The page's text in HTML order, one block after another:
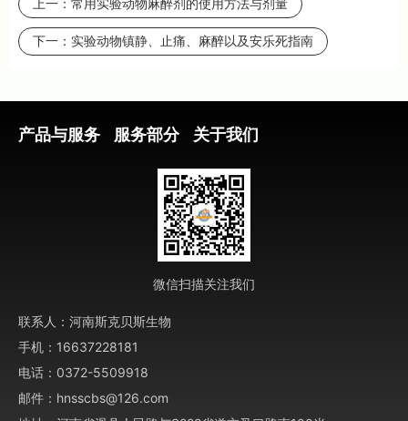
上一： 常用实验动物麻醉剂的使用方法与剂量
下一： 实验动物镇静、止痛、麻醉以及安乐死指南
产品与服务 服务部分 关于我们
微信扫描关注我们
联系人：河南斯克贝斯生物
手机：16637228181
电话：0372-5509918
邮件：hnsscbs@126.com